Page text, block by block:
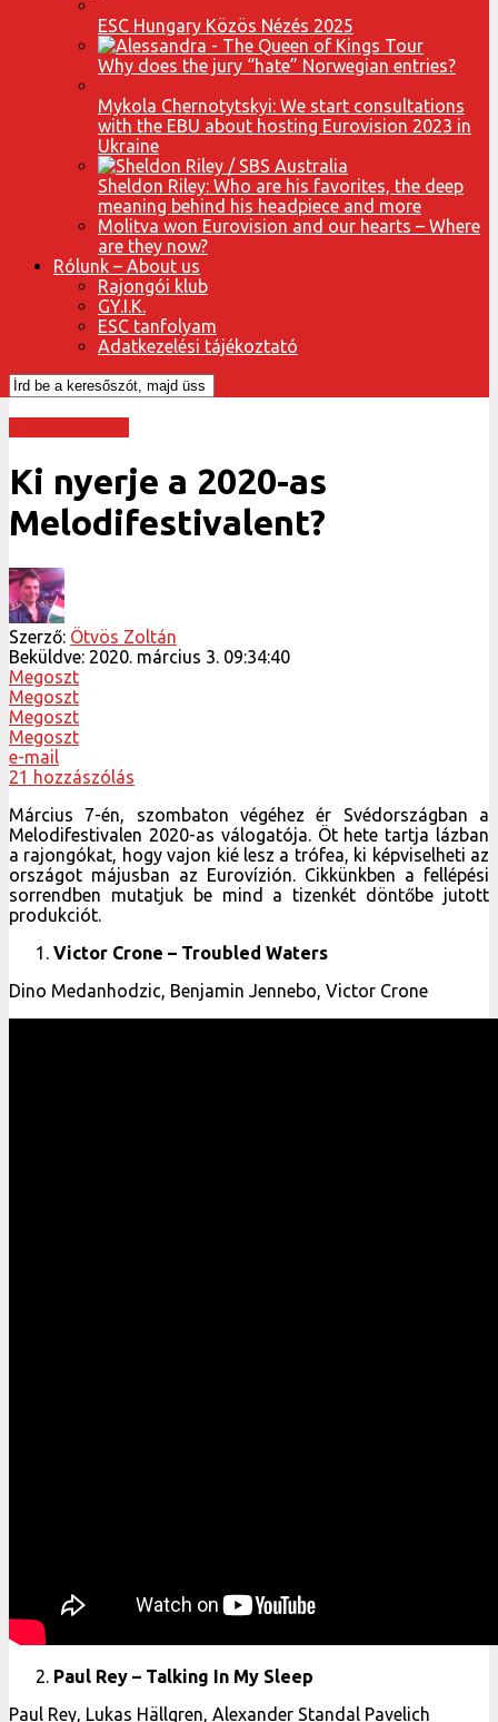
ESC Hungary Közös Nézés 2025
Why does the jury “hate” Norwegian entries?
Mykola Chernotytskyi: We start consultations
with the EBU about hosting Eurovision 2023 in
Ukraine
Sheldon Riley: Who are his favorites, the deep
meaning behind his headpiece and more
Molitva won Eurovision and our hearts – Where
are they now?
Rólunk – About us
Rajongói klub
GY.I.K.
ESC tanfolyam
Adatkezelési tájékoztató
Ki nyerje a 2020-as
Melodifestivalent?
Szerző: Ötvös Zoltán
Beküldve: 2020. március 3. 09:34:40
Megoszt
Megoszt
Megoszt
Megoszt
e-mail
21 hozzászólás
Március 7-én, szombaton végéhez ér Svédországban a
Melodifestivalen 2020-as válogatója. Öt hete tartja lázban
a rajongókat, hogy vajon kié lesz a trófea, ki képviselheti az
országot májusban az Eurovízión. Cikkünkben a fellépési
sorrendben mutatjuk be mind a tizenkét döntőbe jutott
produkciót.
Victor Crone – Troubled Waters
Dino Medanhodzic, Benjamin Jennebo, Victor Crone
Paul Rey – Talking In My Sleep
Paul Rey, Lukas Hällgren, Alexander Standal Pavelich